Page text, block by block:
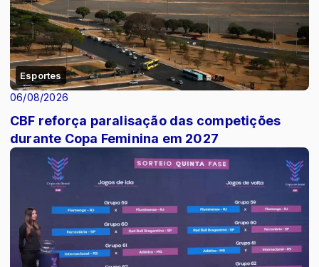
Esportes
06/08/2026
CBF reforça paralisação das competições
durante Copa Feminina em 2027